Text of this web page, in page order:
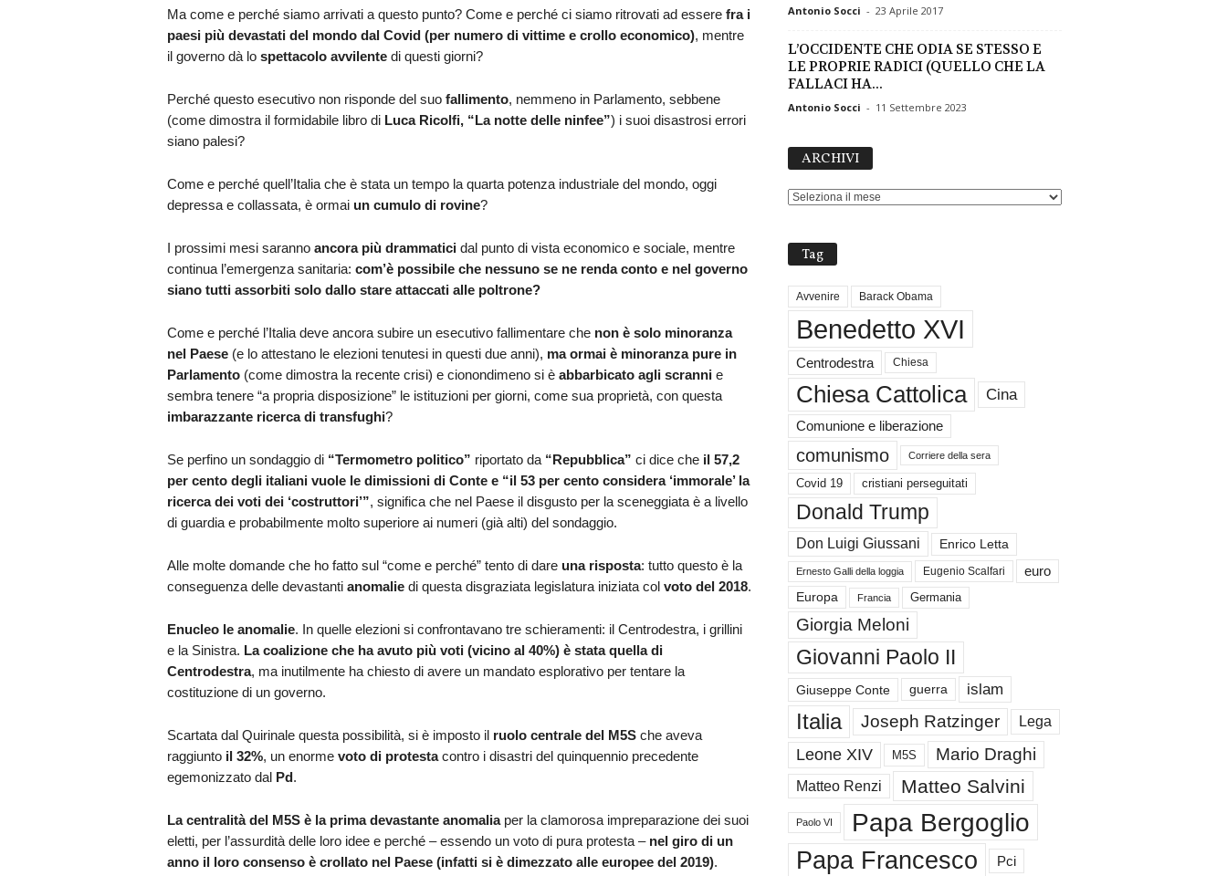
Ma come e perché siamo arrivati a questo punto? Come e perché ci siamo ritrovati ad essere fra i
paesi più devastati del mondo dal Covid (per numero di vittime e crollo economico), mentre
il governo dà lo spettacolo avvilentedi questi giorni?
Perché questo esecutivo non risponde del suo fallimento, nemmeno in Parlamento, sebbene
(come dimostra il formidabile libro di Luca Ricolfi, “La notte delle ninfee”) i suoi disastrosi errori
siano palesi?
Come e perché quell’Italia che è stata un tempo la quarta potenza industriale del mondo, oggi
depressa e collassata, è ormai un cumulo di rovine?
I prossimi mesi saranno ancora più drammaticidal punto di vista economico e sociale, mentre
continua l’emergenza sanitaria: com’è possibile che nessuno se ne renda conto e nel governo
siano tutti assorbiti solo dallo stare attaccati alle poltrone?
Come e perché l’Italia deve ancora subire un esecutivo fallimentare che non è solo minoranza
nel Paese(e lo attestano le elezioni tenutesi in questi due anni), ma ormai è minoranza pure in
Parlamento (come dimostra la recente crisi) e cionondimeno si è abbarbicato agli scrannie
sembra tenere “a propria disposizione” le istituzioni per giorni, come sua proprietà, con questa
imbarazzante ricerca di transfughi?
Se perfino un sondaggio di “Termometro politico” riportato da “Repubblica” ci dice che il 57,2
per cento degli italiani vuole le dimissioni di Conte e “il 53 per cento considera ‘immorale’ la
ricerca dei voti dei ‘costruttori’”, significa che nel Paese il disgusto per la sceneggiata è a livello
di guardia e probabilmente molto superiore ai numeri (già alti) del sondaggio.
Alle molte domande che ho fatto sul “come e perché” tento di dare una risposta: tutto questo è la
conseguenza delle devastanti anomaliedi questa disgraziata legislatura iniziata col voto del 2018.
Enucleo le anomalie. In quelle elezioni si confrontavano tre schieramenti: il Centrodestra, i grillini
e la Sinistra. La coalizione che ha avuto più voti (vicino al 40%) è stata quella di
Centrodestra, ma inutilmente ha chiesto di avere un mandato esplorativo per tentare la
costituzione di un governo.
Scartata dal Quirinale questa possibilità, si è imposto il ruolo centrale del M5Sche aveva
raggiunto il 32%, un enorme voto di protestacontro i disastri del quinquennio precedente
egemonizzato dal Pd.
La centralità del M5S è la prima devastante anomaliaper la clamorosa impreparazione dei suoi
eletti, per l’assurdità delle loro idee e perché – essendo un voto di pura protesta – nel giro di un
anno il loro consenso è crollato nel Paese (infatti si è dimezzato alle europee del 2019).
Antonio Socci - 23 Aprile 2017
L’OCCIDENTE CHE ODIA SE STESSO E
LE PROPRIE RADICI (QUELLO CHE LA
FALLACI HA...
Antonio Socci - 11 Settembre 2023
ARCHIVI
Tag
Avvenire Barack Obama
Benedetto XVI
Centrodestra Chiesa
Chiesa Cattolica Cina
Comunione e liberazione
comunismo Corriere della sera
Covid 19 cristiani perseguitati
Donald Trump
Don Luigi Giussani Enrico Letta
Ernesto Galli della loggia Eugenio Scalfari euro
Europa Francia Germania
Giorgia Meloni
Giovanni Paolo II
Giuseppe Conte guerra islam
Italia Joseph Ratzinger Lega
Leone XIV M5S Mario Draghi
Matteo Renzi Matteo Salvini
Paolo VI Papa Bergoglio
Papa Francesco Pci